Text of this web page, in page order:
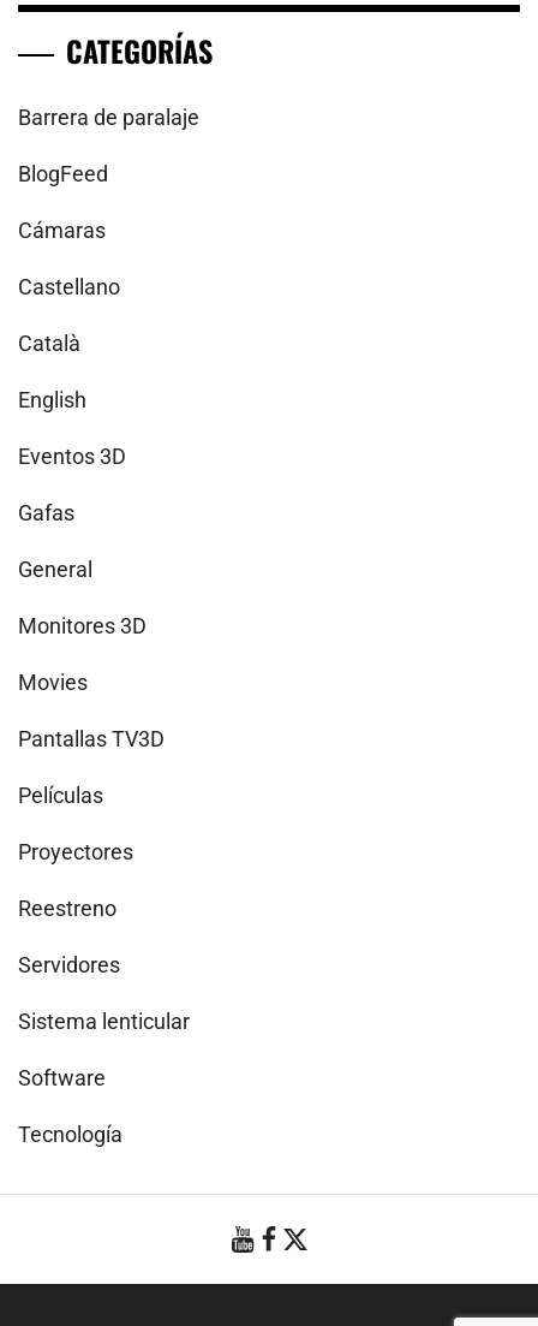
CATEGORÍAS
Barrera de paralaje
BlogFeed
Cámaras
Castellano
Català
English
Eventos 3D
Gafas
General
Monitores 3D
Movies
Pantallas TV3D
Películas
Proyectores
Reestreno
Servidores
Sistema lenticular
Software
Tecnología